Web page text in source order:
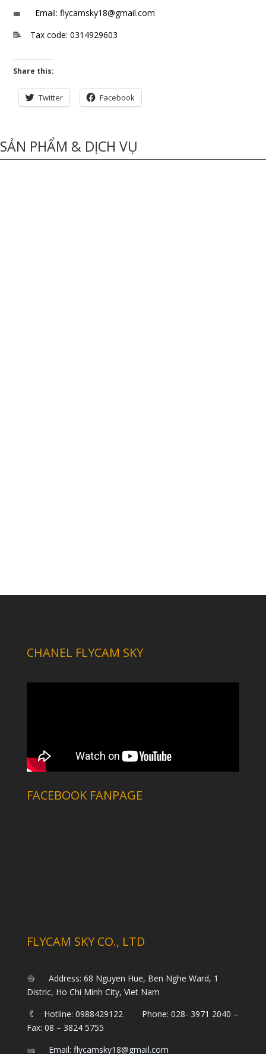
Email: flycamsky18@gmail.com
Tax code: 0314929603
Share this:
Twitter Facebook
SẢN PHẨM & DỊCH VỤ
CHANEL FLYCAM SKY
FACEBOOK FANPAGE
FLYCAM SKY CO., LTD
Address: 68 Nguyen Hue, Ben Nghe Ward, 1
Distric, Ho Chi Minh City, Viet Nam
Hotline: 0988429122 Phone: 028- 3971 2040 –
Fax: 08 – 3824 5755
Email: flycamsky18@gmail.com